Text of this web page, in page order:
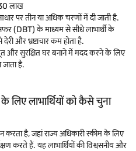
लाख
पर तीन या अधिक चरणों में दी जाती है.
(DBT) के माध्यम से सीधे लाभार्थी के
और भ्रष्टाचार कम होता है.
और सुरक्षित घर बनाने में मदद करने के लिए
जाता है.
लिए लाभार्थियों को कैसे चुना
करता है, जहां राज्य अधिकारी स्कीम के लिए
करते हैं. यह लाभार्थियों की विश्वसनीय और